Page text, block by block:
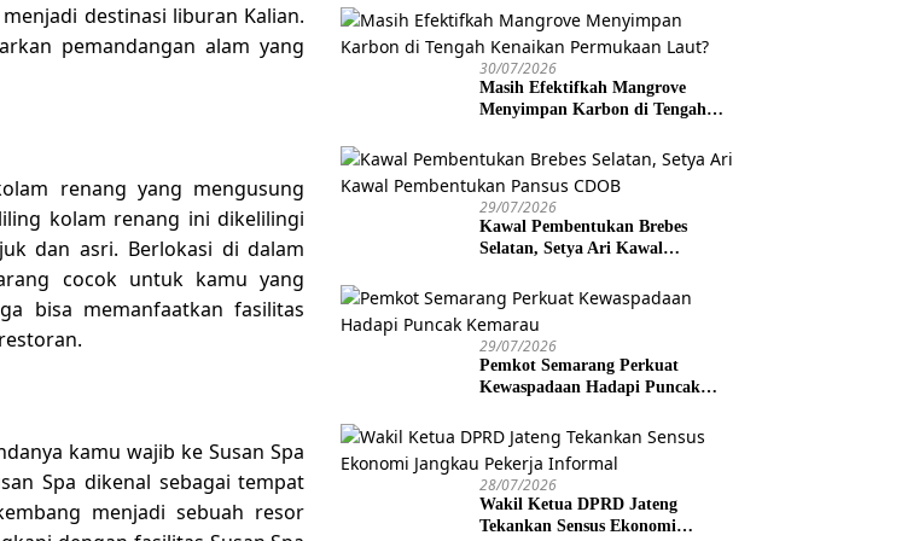
destinasi liburan Kalian.
pemandangan alam yang
renang yang mengusung
kolam renang ini dikelilingi
dan asri. Berlokasi di dalam
cocok untuk kamu yang
bisa memanfaatkan fasilitas
kamu wajib ke Susan Spa
Spa dikenal sebagai tempat
menjadi sebuah resor
Disempurnakan
30/07/2026
Masih Efektifkah Mangrove
Menyimpan Karbon di Tengah
29/07/2026
Kawal Pembentukan Brebes
Selatan, Setya Ari Kawal
29/07/2026
Pemkot Semarang Perkuat
Kewaspadaan Hadapi Puncak
28/07/2026
Wakil Ketua DPRD Jateng
Tekankan Sensus Ekonomi